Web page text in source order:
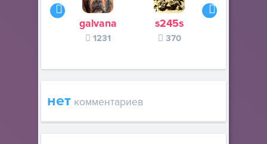
galvana
1231
s245s
370
нет комментариев